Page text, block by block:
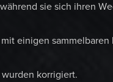
sie sich ihren
einigen
korrigiert.